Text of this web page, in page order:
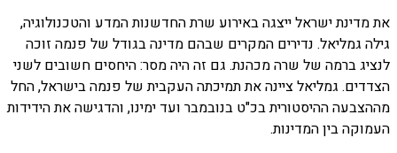
את מדינת ישראל ייצגה באירוע שרת החדשנות המדע והטכנולוגיה,
גילה גמליאל. נדירים המקרים שבהם מדינה בגודל של פנמה זוכה
לנציג ברמה של שרה מכהנת. גם זה היה מסר: היחסים חשובים לשני
הצדדים. גמליאל ציינה את תמיכתה העקבית של פנמה בישראל, החל
מההצבעה ההיסטורית בכ"ט בנובמבר ועד ימינו, והדגישה את הידידות
העמוקה בין המדינות.